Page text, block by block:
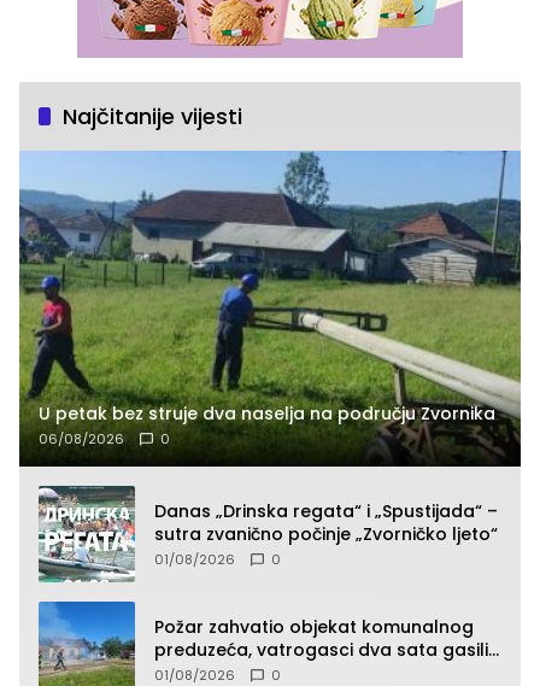
Najčitanije vijesti
U petak bez struje dva naselja na području Zvornika
06/08/2026 0
Danas „Drinska regata“ i „Spustijada“ –
sutra zvanično počinje „Zvorničko ljeto“
01/08/2026 0
Požar zahvatio objekat komunalnog
preduzeća, vatrogasci dva sata gasili
vatru (FOTO)
01/08/2026 0